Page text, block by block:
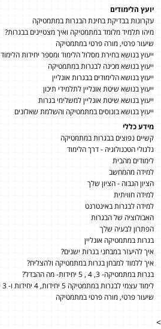
יועץ הלימודים
עקרונות בבדיקת בחינת הבגרות במתמטיקה
מיהו תלמיד מלומד במתמטיקה ואיך מצטיינים בבגרות?
שיעור פרטי, מורה פרטי במתמטיקה
ייעוץ בנושא בחירת מסלול הלימוד ומספר יחידות הלימוד
ייעוץ בנושא מכינה לבגרות במתמטיקה
ייעוץ בנושא הלימודים בבגרות אונליין
ייעוץ בנושא שיטת אונליין לתלמידי תיכון
ייעוץ בנושא שיטת אונליין למשלימי בגרות
ייעוץ בנושא בונוסים במתמטיקה והשלמת שאלונים
מידע כללי
קשיים נפוצים בבגרות במתמטיקה
גלגולי הטכנולוגיה - דרך הלימוד
לימודים מהבית
למידה מהמחשב
הציון הגבוה - הציון שלך
למידה חוויתית
למידה לבגרות באינטרנט
האבולוציה של הבגרות
הפתרון לבעיה שלך
בגרות במתמטיקה אונליין
איך להיעזר במבחני בגרות ישנים?
איך ללמוד למבחן בגרות במתמטיקה ולהצליח?
בגרות במתמטיקה- 3, 4 , 5 יחידות- מה ההבדל?
לימוד עצמי לבגרות במתמטיקה 5 יחידות, 4 יחידות ו- 3 יחידות לימוד
שיעור פרטי, מורה פרטי במתמטיקה
>